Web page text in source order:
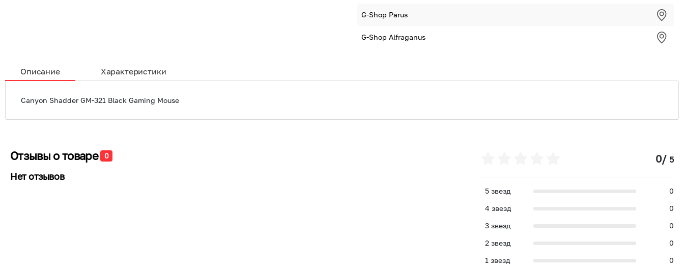
G-Shop Parus
G-Shop Alfraganus
Описание Характеристики
Canyon Shadder GM-321 Black Gaming Mouse
Отзывы о товаре 0
Нет отзывов
0/ 5
5звезд
0
4 звезд
0
3звезд
0
2звезд
0
1 звезд 0